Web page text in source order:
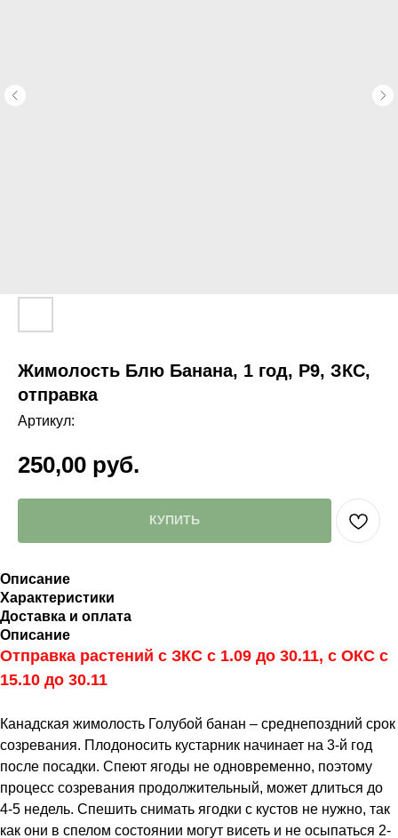
Жимолость Блю Банана, 1 год, Р9, ЗКС,
отправка
Артикул:
250,00 руб.
КУПИТЬ
Описание
Характеристики
Доставка и оплата
Описание
Отправка растений с ЗКС с 1.09 до 30.11, с ОКС с
15.10 до 30.11
Канадская жимолость Голубой банан – среднепоздний срок
созревания. Плодоносить кустарник начинает на 3-й год
после посадки. Спеют ягоды не одновременно, поэтому
процесс созревания продолжительный, может длиться до
4-5 недель. Спешить снимать ягодки с кустов не нужно, так
как они в спелом состоянии могут висеть и не осыпаться 2-